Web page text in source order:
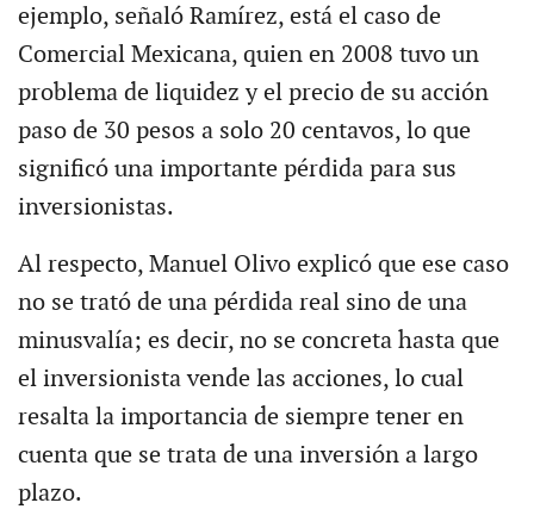
ejemplo, señaló Ramírez, está el caso de
Comercial Mexicana, quien en 2008 tuvo un
problema de liquidez y el precio de su acción
paso de 30 pesos a solo 20 centavos, lo que
significó una importante pérdida para sus
inversionistas.
Al respecto, Manuel Olivo explicó que ese caso
no se trató de una pérdida real sino de una
minusvalía; es decir, no se concreta hasta que
el inversionista vende las acciones, lo cual
resalta la importancia de siempre tener en
cuenta que se trata de una inversión a largo
plazo.